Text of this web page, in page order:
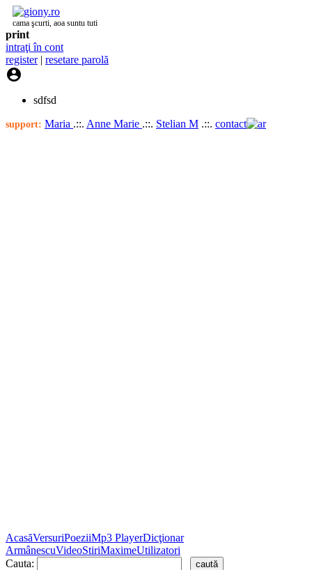
cama şcurti, aoa suntu tuti
print
intraţi în cont
register| resetare parolă

sdfsd
support: Maria .::. Anne Marie .::. Stelian M .::. contact
AcasăVersuriPoeziiMp3 PlayerDicţionar
ArmânescuVideoStiriMaximeUtilizatori
Cauta: